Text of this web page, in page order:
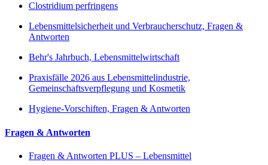
Clostridium perfringens
Lebensmittelsicherheit und Verbraucherschutz, Fragen &
Antworten
Behr's Jahrbuch, Lebensmittelwirtschaft
Praxisfälle 2026 aus Lebensmittelindustrie,
Gemeinschaftsverpflegung und Kosmetik
Hygiene-Vorschiften, Fragen & Antworten
Fragen & Antworten
Fragen & Antworten PLUS – Lebensmittel